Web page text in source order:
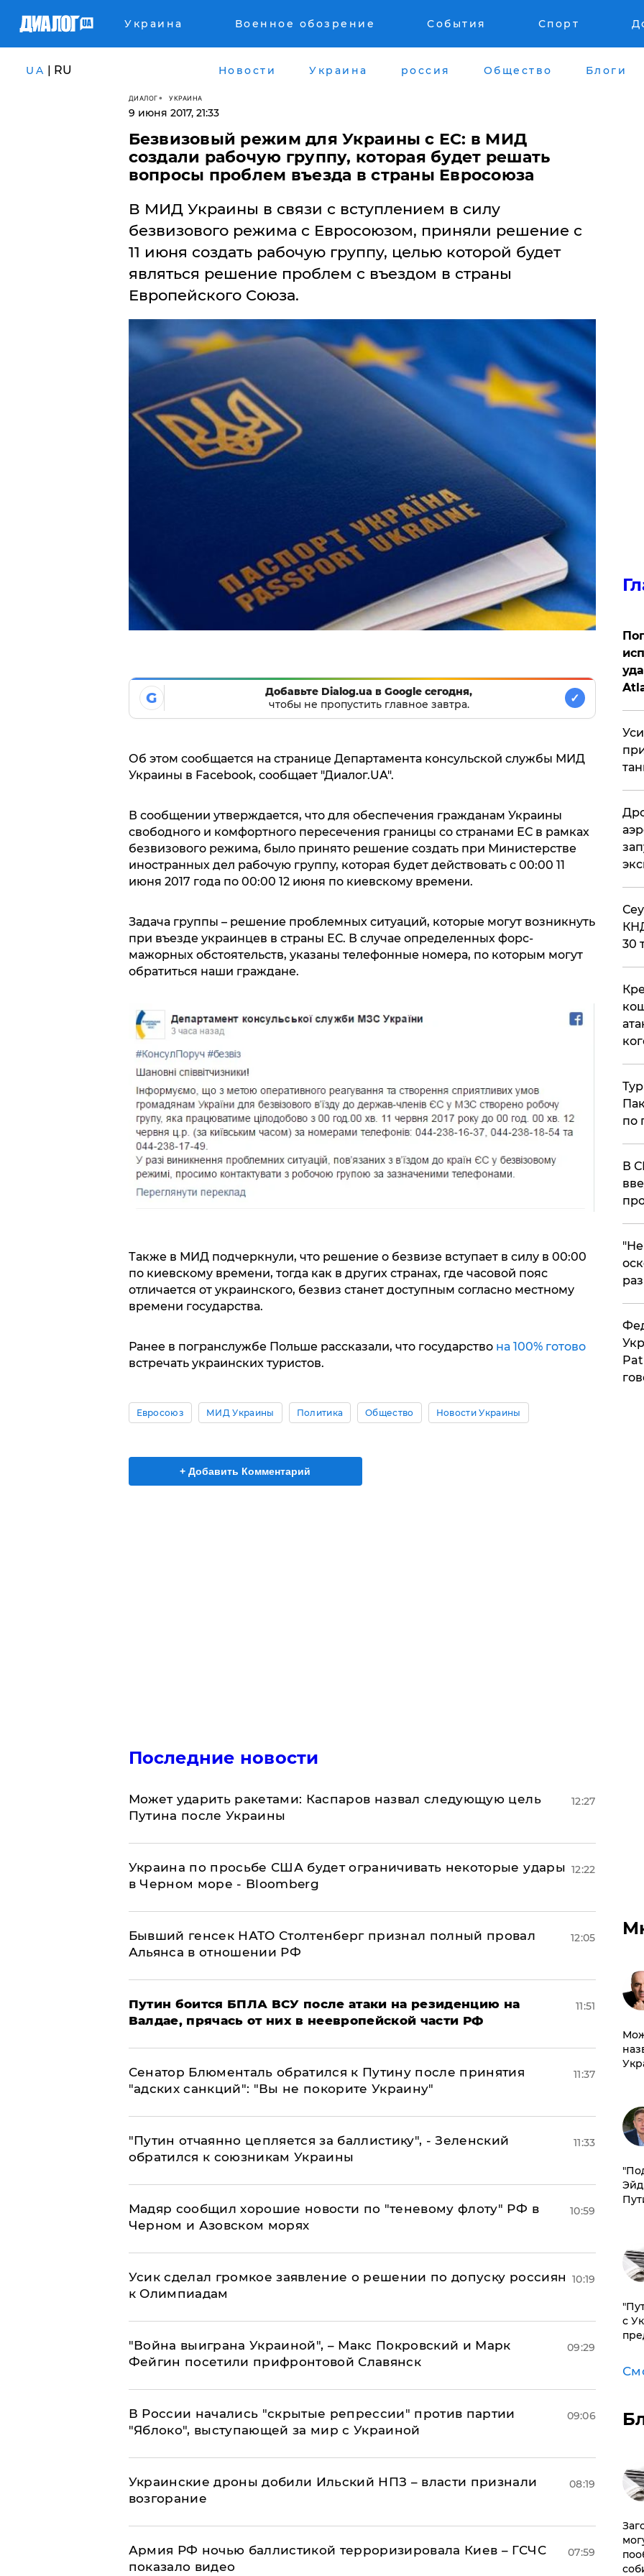
Украина Военное обозрение События Спорт
UA | RU Новости Украина россия Общество Блоги
ДИАЛОГ УКРАИНА
9 июня 2017, 21:33
Безвизовый режим для Украины с ЕС: в МИД
создали рабочую группу, которая будет решать
вопросы проблем въезда в страны Евросоюза
В МИД Украины в связи с вступлением в силу
безвизового режима с Евросоюзом, приняли решение с
11 июня создать рабочую группу, целью которой будет
являться решение проблем с въездом в страны
Европейского Союза.
G
Добавьте Dialog.ua в Google сегодня,
чтобы не пропустить главное завтра.
✓
Об этом сообщается на странице Департамента консульской службы МИД
Украины в Facebook, сообщает "Диалог.UA".
В сообщении утверждается, что для обеспечения гражданам Украины
свободного и комфортного пересечения границы со странами ЕС в рамках
безвизового режима, было принято решение создать при Министерстве
иностранных дел рабочую группу, которая будет действовать с 00:00 11
июня 2017 года по 00:00 12 июня по киевскому времени.
Задача группы – решение проблемных ситуаций, которые могут возникнуть
при въезде украинцев в страны ЕС. В случае определенных форс-
мажорных обстоятельств, указаны телефонные номера, по которым могут
обратиться наши граждане.
Также в МИД подчеркнули, что решение о безвизе вступает в силу в 00:00
по киевскому времени, тогда как в других странах, где часовой пояс
отличается от украинского, безвиз станет доступным согласно местному
времени государства.
Ранее в погранслужбе Польше рассказали, что государство на 100% готово
встречать украинских туристов.
Евросоюз МИД Украины Политика Общество Новости Украины
+ Добавить Комментарий
Последние новости
Может ударить ракетами: Каспаров назвал следующую цель
Путина после Украины
12:27
Украина по просьбе США будет ограничивать некоторые удары
в Черном море - Bloomberg
12:22
Бывший генсек НАТО Столтенберг признал полный провал
Альянса в отношении РФ
12:05
Путин боится БПЛА ВСУ после атаки на резиденцию на
Валдае, прячась от них в неевропейской части РФ
11:51
Сенатор Блюменталь обратился к Путину после принятия
"адских санкций": "Вы не покорите Украину"
11:37
"Путин отчаянно цепляется за баллистику", - Зеленский
обратился к союзникам Украины
11:33
Мадяр сообщил хорошие новости по "теневому флоту" РФ в
Черном и Азовском морях
10:59
Усик сделал громкое заявление о решении по допуску россиян
к Олимпиадам
10:19
"Война выиграна Украиной", – Макс Покровский и Марк
Фейгин посетили прифронтовой Славянск
09:29
В России начались "скрытые репрессии" против партии
"Яблоко", выступающей за мир с Украиной
09:06
Украинские дроны добили Ильский НПЗ – власти признали
возгорание
08:19
Армия РФ ночью баллистикой терроризировала Киев – ГСЧС
показало видео
07:59
30
по
В
с